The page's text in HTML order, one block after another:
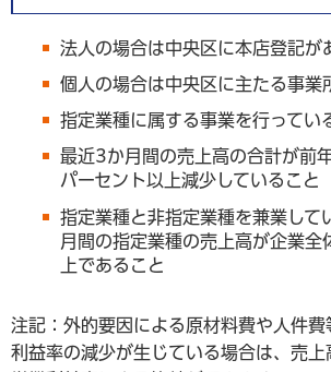
法人の場合は中央区に本店登記が
個人の場合は中央区に主たる事業
指定業種に属する事業を行ってい
最近3か月間の売上高の合計が前
パーセント以上減少していること
指定業種と非指定業種を兼業して
月間の指定業種の売上高が企業全
上であること
注記：外的要因による原材料費や人件費
利益率の減少が生じている場合は、売上